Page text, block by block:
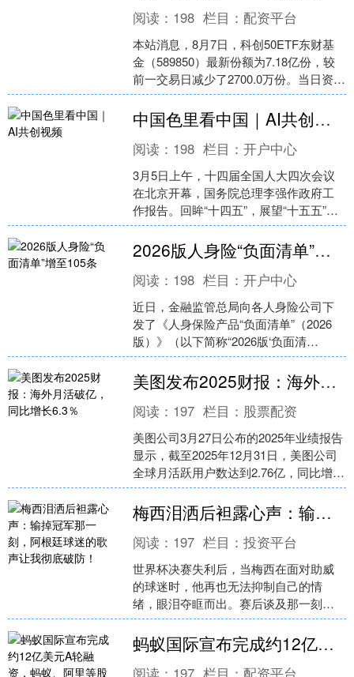
阅读： 198 栏目：配资平台
本站消息，8月7日，科创50ETF东财基
金（589850）最新份额为7.18亿份，较
前一交易日减少了2700.0万份。当日资金
净流出1443.69万元（资金流向....
中国色里看中国｜AI共创视频
阅读： 198 栏目：开户中心
3月5日上午，十四届全国人大四次会议
在北京开幕，国务院总理李强作政府工
作报告。回眸“十四五”，展望“十五五”，
一份沉甸甸的中国答卷徐徐展开。 什么
颜色，最能代表....
2026版人身险“负面清单”增至105条
阅读： 198 栏目：开户中心
近日，金融监管总局向各人身险公司下
发了《人身保险产品“负面清单”（2026
版）》（以下简称“2026版‘负面清
单’”），这是监管部门第七次发布人身保
险产品“负面....
美图发布2025财报：海外月活破亿，同比增长6.3％
阅读： 197 栏目： 股票配资
美图公司3月27日公布的2025年业绩报告
显示，截至2025年12月31日，美图公司
全球月活跃用户数达到2.76亿，同比增长
3.8％。其中，中国内地以外市场月活....
梅西泪洒后袒露心声：输掉冠军那一刻，阿根廷球迷的歌声让我彻底破防！
阅读： 197 栏目：投资平台
世界杯决赛失利后，当梅西在面对助威
的球迷时，他再也无法抑制自己的情
绪，眼泪夺眶而出。赛后谈及那一刻，
梅西坦言，自己流泪并不仅仅因为错失
冠军，更因为一路走来的所有....
蚂蚁国际宣布完成约12亿美元A轮融资，蚂蚁、阿里等股东参与
阅读： 197 栏目：配资平台